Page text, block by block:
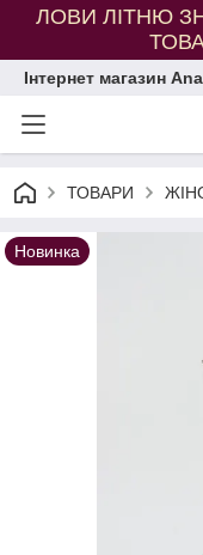
ЛОВИ ЛІТНЮ
Інтернет магазин
ТОВАРИ
Новинка